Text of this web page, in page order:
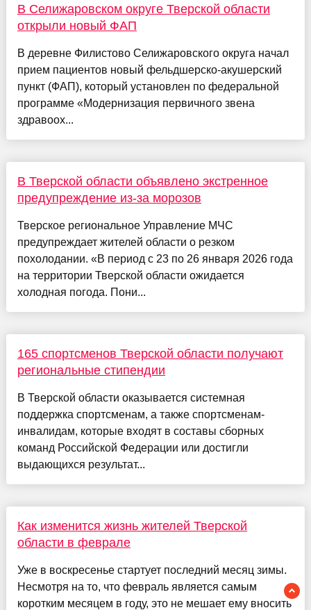
В Селижаровском округе Тверской области
открыли новый ФАП
В деревне Филистово Селижаровского округа начал
прием пациентов новый фельдшерско-акушерский
пункт (ФАП), который установлен по федеральной
программе «Модернизация первичного звена
здравоох...
В Тверской области объявлено экстренное
предупреждение из-за морозов
Тверское региональное Управление МЧС
предупреждает жителей области о резком
похолодании. «В период с 23 по 26 января 2026 года
на территории Тверской области ожидается
холодная погода. Пони...
165 спортсменов Тверской области получают
региональные стипендии
В Тверской области оказывается системная
поддержка спортсменам, а также спортсменам-
инвалидам, которые входят в составы сборных
команд Российской Федерации или достигли
выдающихся результат...
Как изменится жизнь жителей Тверской
области в феврале
Уже в воскресенье стартует последний месяц зимы.
Несмотря на то, что февраль является самым
коротким месяцем в году, это не мешает ему вносить